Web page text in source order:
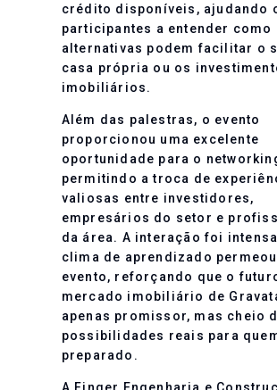
crédito disponíveis, ajudando
participantes a entender como
alternativas podem facilitar o
casa própria ou os
imobiliários.
Além das palestras, o evento
proporcionou uma excelente
oportunidade para o
permitindo a troca de
valiosas entre investidores,
empresários do setor e
da área. A interação foi
clima de aprendizado
evento, reforçando que o
mercado imobiliário de
apenas promissor, mas cheio
possibilidades reais para
preparado.
A Finger Engenharia e